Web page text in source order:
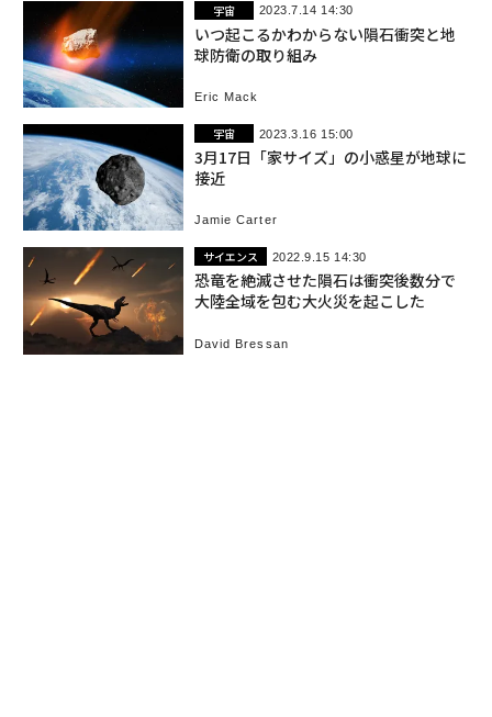
宇宙 2023.7.14 14:30
いつ起こるかわからない隕石衝突と地
球防衛の取り組み
Eric Mack
宇宙 2023.3.16 15:00
3月17日「家サイズ」の小惑星が地球に
接近
Jamie Carter
サイエンス 2022.9.15 14:30
恐竜を絶滅させた隕石は衝突後数分で
大陸全域を包む大火災を起こした
David Bressan